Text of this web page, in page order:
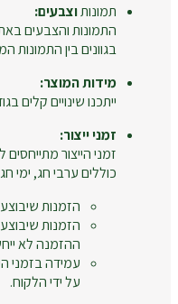
תמונותוצבעים:
התמונות והצבעים
בגוונים בין התמונות
מידות המוצר:
ייתכנו שינויים קלים
זמני ייצור:
זמני הייצור
כוללים ערבי חג, ימי
הזמנות שיבוצעו עד השעה
ההזמנה לא
עמידה בזמני
על ידי הלקוח.